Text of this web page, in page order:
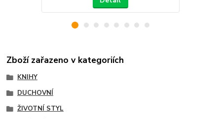
Zboží zařazeno v kategoriích
KNIHY
DUCHOVNÍ
ŽIVOTNÍ STYL